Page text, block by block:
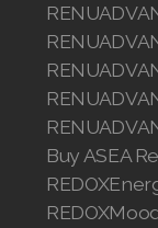
Buy ASEA
Join ASEA
Join ASEA Slovakia
Join ASEA Slovenia
Join ASEA Spain
Join ASEA Sweden